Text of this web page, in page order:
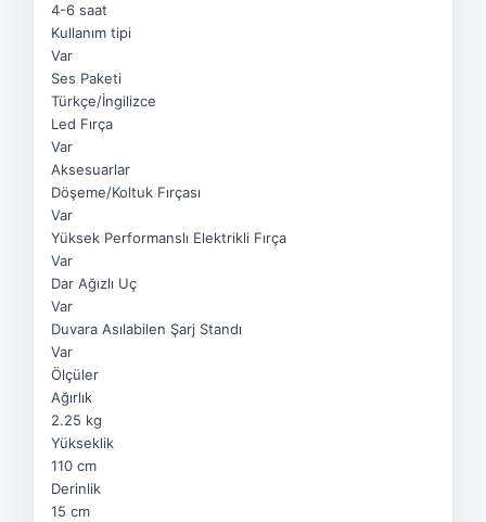
4-6 saat
Kullanım tipi
Var
Ses Paketi
Türkçe/İngilizce
Led Fırça
Var
Aksesuarlar
Döşeme/Koltuk Fırçası
Var
Yüksek Performanslı Elektrikli Fırça
Var
Dar Ağızlı Uç
Var
Duvara Asılabilen Şarj Standı
Var
Ölçüler
Ağırlık
2.25 kg
Yükseklik
110 cm
Derinlik
15 cm